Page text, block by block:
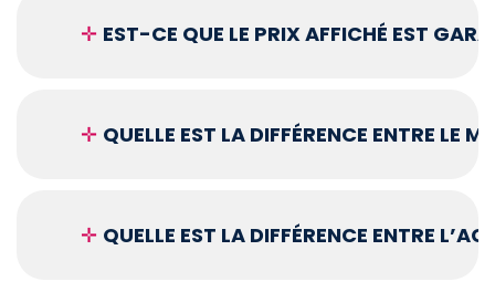
✛ EST-CE QUE LE PRIX AFFICHÉ EST
✛ QUELLE EST LA DIFFÉRENCE ENTRE LE
✛ QUELLE EST LA DIFFÉRENCE ENTRE